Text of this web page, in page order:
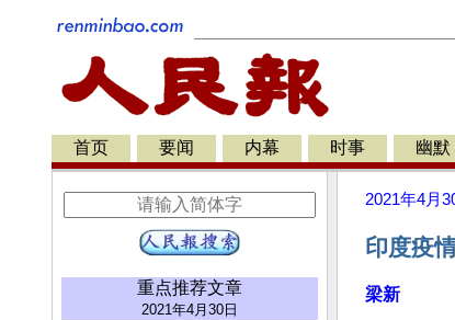
首页 要闻 内幕 时事 幽默
重点推荐文章
2021年4月30日
2021年4月
印度疫
梁新